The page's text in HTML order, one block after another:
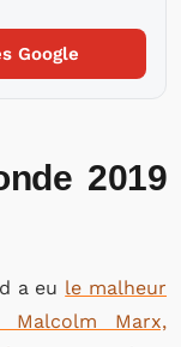
Google
2019
a eu le malheur
Marx,